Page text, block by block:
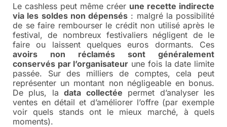
Le cashless peut même créer une recette indirecte
via les soldes non dépensés : malgré la possibilité
de se faire rembourser le crédit non utilisé après le
festival, de nombreux festivaliers négligent de le
faire ou laissent quelques euros dormants. Ces
avoirs non réclamés sont généralement
conservés par l’organisateur une fois la date limite
passée. Sur des milliers de comptes, cela peut
représenter un montant non négligeable en bonus.
De plus, ladata collectée permet d’analyser les
ventes en détail et d’améliorer l’offre (par exemple
voir quels stands ont le mieux marché, à quels
moments).